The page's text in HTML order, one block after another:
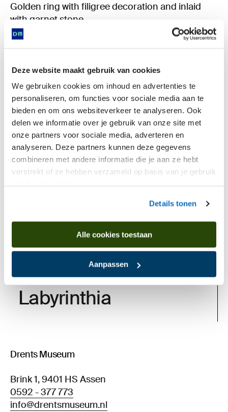
Deze website maakt gebruik van cookies
We gebruiken cookies om inhoud en advertenties te
personaliseren, om functies voor sociale media aan te
bieden en om ons websiteverkeer te analyseren. Ook
delen we informatie over je gebruik van onze site met
onze partners voor sociale media, adverteren en
analyseren. Deze partners kunnen deze gegevens
combineren met andere informatie die je aan ze hebt
verstrekt of ze hebben verzameld op basis van je gebruik
Details tonen
Alle cookies toestaan
Aanpassen
Golden ring with filigree decoration and inlaid
with garnet stone
Is found in
Now
Labyrinthia
Drents Museum
Brink 1, 9401 HS Assen
0592 - 377 773
info@drentsmuseum.nl